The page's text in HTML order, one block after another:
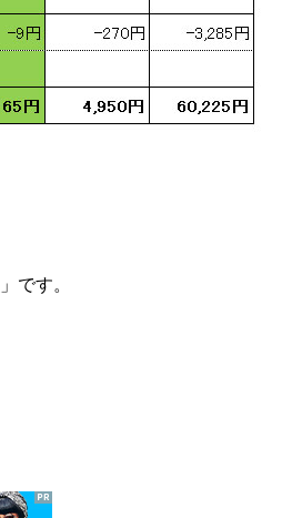
」です。